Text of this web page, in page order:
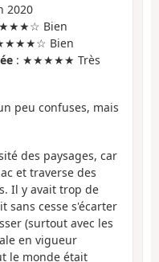
2020
Bien
Bien
: ★★★★★ Très
peu confuses, mais
des paysages, car
et traverse des
Il y avait trop de
sans cesse s'écarter
(surtout avec les
en vigueur
le monde était